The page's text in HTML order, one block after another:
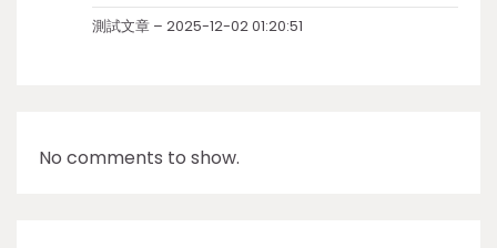
測試文章 – 2025-12-02 01:20:51
No comments to show.